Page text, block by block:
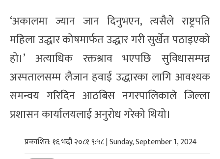
‘अकालमा ज्यान जान दिनुभएन, त्यसैले राष्ट्रपति
महिला उद्धार कोषमार्फत उद्धार गरी सुर्खेत पठाइएको
हो।’ अत्याधिक रक्तश्राव भएपछि सुविधासम्पन्न
अस्पतालसम्म लैजान हवाई उद्धारका लागि आवश्यक
समन्वय गरिदिन आठबिस नगरपालिकाले जिल्ला
प्रशासन कार्यालयलाई अनुरोध गरेको थियो।
प्रकाशित: १६ भदौ २०८१ ९:५८ | Sunday, September 1, 2024